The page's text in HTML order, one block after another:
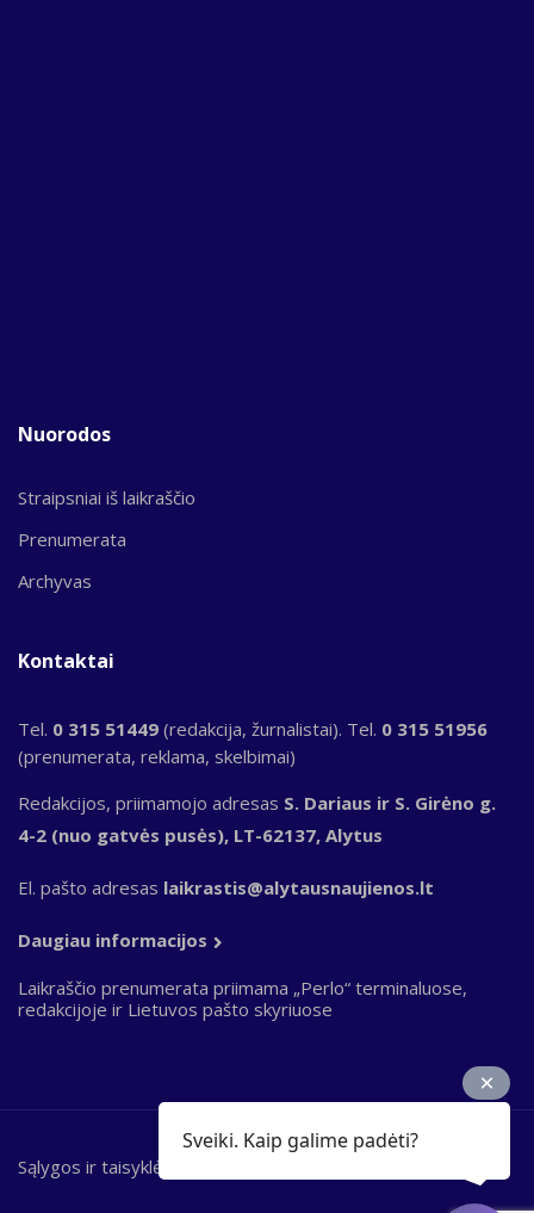
Nuorodos
Straipsniai iš laikraščio
Prenumerata
Archyvas
Kontaktai
Tel. 0 315 51449 (redakcija, žurnalistai). Tel. 0 315 51956
(prenumerata, reklama, skelbimai)
Redakcijos, priimamojo adresas S. Dariaus ir S. Girėno g.
4-2 (nuo gatvės pusės), LT-62137, Alytus
El. pašto adresas laikrastis@alytausnaujienos.lt
Daugiau informacijos
Laikraščio prenumerata priimama „Perlo“ terminaluose,
redakcijoje ir Lietuvos pašto skyriuose
Bottom
Sąlygos ir taisyklės
Sveiki. Kaip galime padėti?